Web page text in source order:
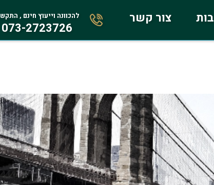
צור קשר להכוונה וייעוץ חינם ,
073-2723726